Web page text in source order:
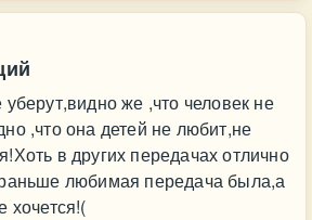
же ,что человек не
,что она детей не любит,не
в других передачах отлично
любимая передача была,а
хочется!(